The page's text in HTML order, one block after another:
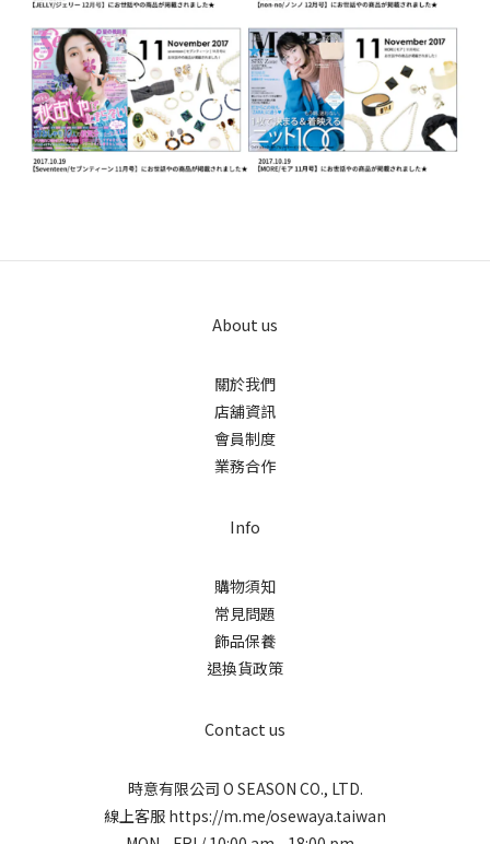
About us
關於我們
店舖資訊
會員制度
業務合作
Info
購物須知
常見問題
飾品保養
退換貨政策
Contact us
時意有限公司 O SEASON CO., LTD.
線上客服 https://m.me/osewaya.taiwan